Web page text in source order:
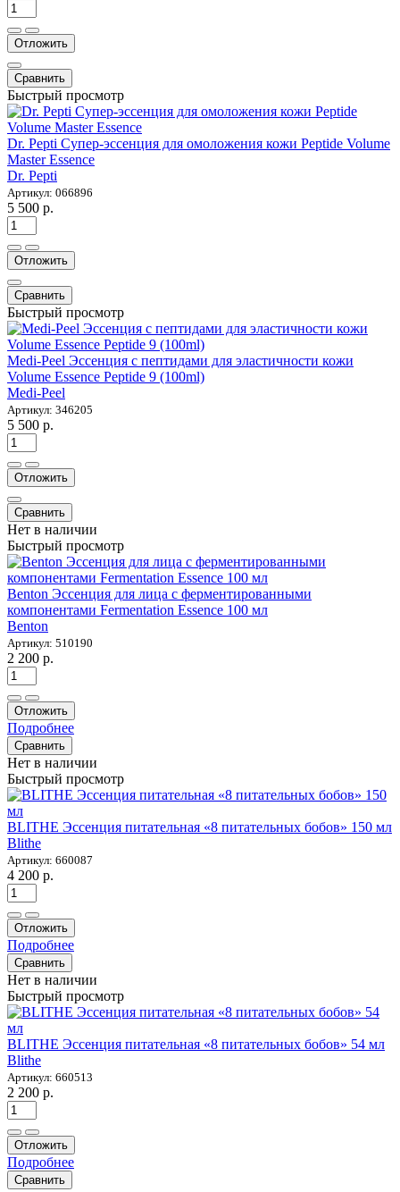
Отложить
Сравнить
Быстрый просмотр
Dr. Pepti Супер-эссенция для омоложения кожи Peptide Volume
Master Essence
Dr. Pepti
Артикул: 066896
5 500 р.
Отложить
Сравнить
Быстрый просмотр
Medi-Peel Эссенция с пептидами для эластичности кожи
Volume Essence Peptide 9 (100ml)
Medi-Peel
Артикул: 346205
5 500 р.
Отложить
Сравнить
Нет в наличии
Быстрый просмотр
Benton Эссенция для лица с ферментированными
компонентами Fermentation Essence 100 мл
Benton
Артикул: 510190
2 200 р.
Отложить
Подробнее
Сравнить
Нет в наличии
Быстрый просмотр
BLITHE Эссенция питательная «8 питательных бобов» 150 мл
Blithe
Артикул: 660087
4 200 р.
Отложить
Подробнее
Сравнить
Нет в наличии
Быстрый просмотр
BLITHE Эссенция питательная «8 питательных бобов» 54 мл
Blithe
Артикул: 660513
2 200 р.
Отложить
Подробнее
Сравнить